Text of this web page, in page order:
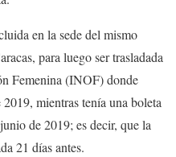
en la sede del mismo
para luego ser trasladada
Femenina (INOF) donde
mientras tenía una boleta
de 2019; es decir, que la
21 días antes.